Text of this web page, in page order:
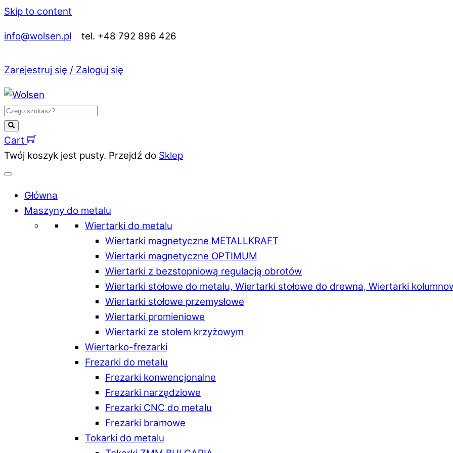
Skip to content
info@wolsen.pl tel. +48 792 896 426
Zarejestruj się / Zaloguj się
Cart
Twój koszyk jest pusty. Przejdź do Sklep
Główna
Maszyny do metalu
Wiertarki do metalu
Wiertarki magnetyczne METALLKRAFT
Wiertarki magnetyczne OPTIMUM
Wiertarki z bezstopniową regulacją obrotów
Wiertarki stołowe do metalu, Wiertarki stołowe do drewna, Wiertarki
Wiertarki stołowe przemysłowe
Wiertarki promieniowe
Wiertarki ze stołem krzyżowym
Wiertarko-frezarki
Frezarki do metalu
Frezarki konwencjonalne
Frezarki narzędziowe
Frezarki CNC do metalu
Frezarki bramowe
Tokarki do metalu